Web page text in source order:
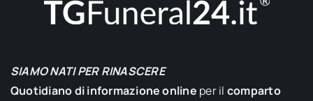
SIAMO NATI PER RINASCERE
Quotidiano di informazione online per il comparto